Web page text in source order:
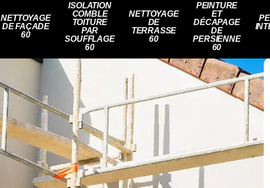
NETTOYAGE
DE FAÇADE
60
ISOLATION
COMBLE
TOITURE
PAR
SOUFFLAGE
60
NETTOYAGE
DE
TERRASSE
60
PEINTURE
ET
DÉCAPAGE
DE
PERSIENNE
60